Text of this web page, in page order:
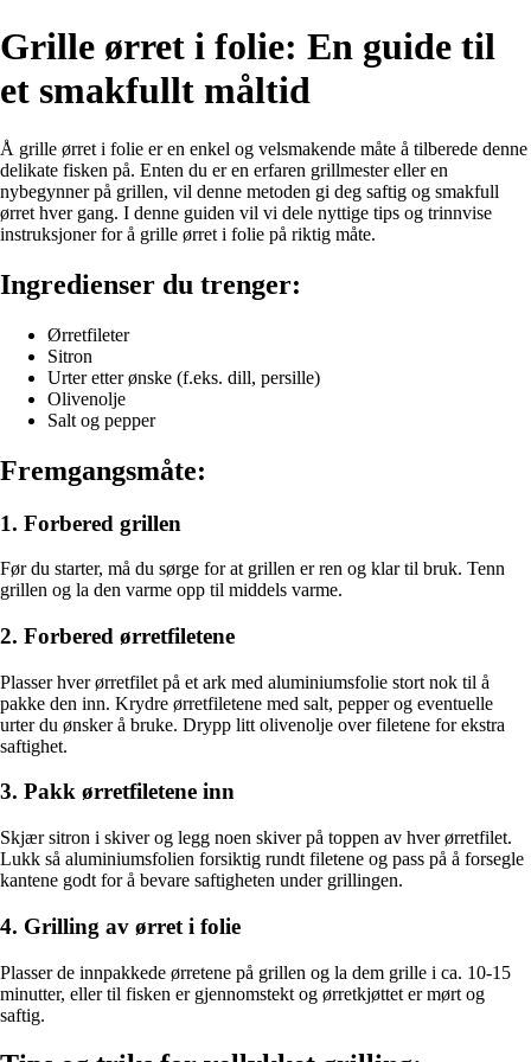
Grille ørret i folie: En guide til
et smakfullt måltid
Å grille ørret i folie er en enkel og velsmakende måte å tilberede denne
delikate fisken på. Enten du er en erfaren grillmester eller en
nybegynner på grillen, vil denne metoden gi deg saftig og smakfull
ørret hver gang. I denne guiden vil vi dele nyttige tips og trinnvise
instruksjoner for å grille ørret i folie på riktig måte.
Ingredienser du trenger:
Ørretfileter
Sitron
Urter etter ønske (f.eks. dill, persille)
Olivenolje
Salt og pepper
Fremgangsmåte:
1. Forbered grillen
Før du starter, må du sørge for at grillen er ren og klar til bruk. Tenn
grillen og la den varme opp til middels varme.
2. Forbered ørretfiletene
Plasser hver ørretfilet på et ark med aluminiumsfolie stort nok til å
pakke den inn. Krydre ørretfiletene med salt, pepper og eventuelle
urter du ønsker å bruke. Drypp litt olivenolje over filetene for ekstra
saftighet.
3. Pakk ørretfiletene inn
Skjær sitron i skiver og legg noen skiver på toppen av hver ørretfilet.
Lukk så aluminiumsfolien forsiktig rundt filetene og pass på å forsegle
kantene godt for å bevare saftigheten under grillingen.
4. Grilling av ørret i folie
Plasser de innpakkede ørretene på grillen og la dem grille i ca. 10-15
minutter, eller til fisken er gjennomstekt og ørretkjøttet er mørt og
saftig.